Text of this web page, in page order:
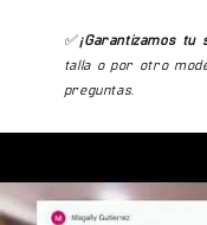
✅¡Garantizamos tu
talla o por otro
preguntas.